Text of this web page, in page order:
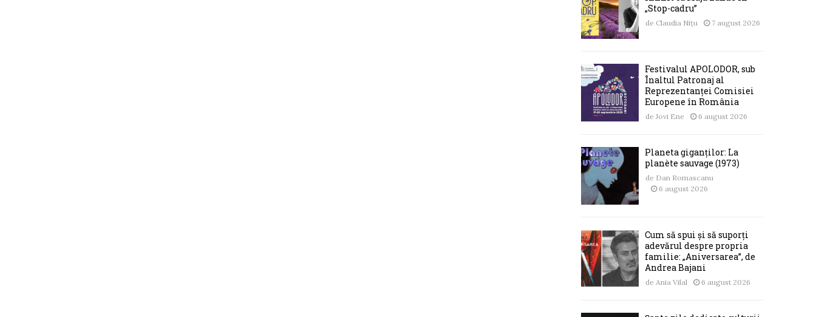
„Stop-cadru”
de Claudia Nițu 7 august 2026
Festivalul APOLODOR, sub
Înaltul Patronaj al
Reprezentanței Comisiei
Europene în România
de Jovi Ene 6 august 2026
Planeta giganților: La
planète sauvage (1973)
de Dan Romascanu
6 august 2026
Cum să spui și să suporți
adevărul despre propria
familie: „Aniversarea”, de
Andrea Bajani
de Ania Vilal 6 august 2026